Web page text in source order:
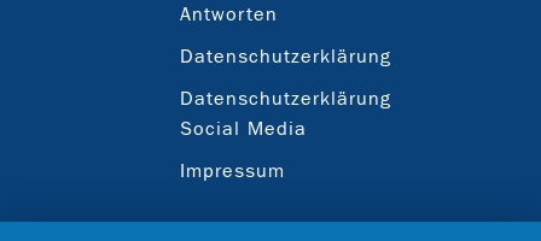
Antworten
Datenschutzerklärung
Datenschutzerklärung
Social Media
Impressum